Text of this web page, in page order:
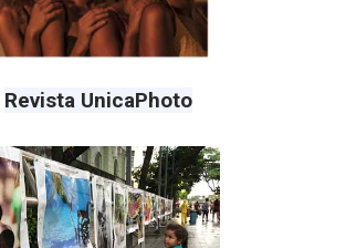
Revista UnicaPhoto